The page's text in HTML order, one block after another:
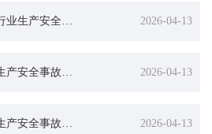
2026-04-13
2026-04-13
2026-04-13